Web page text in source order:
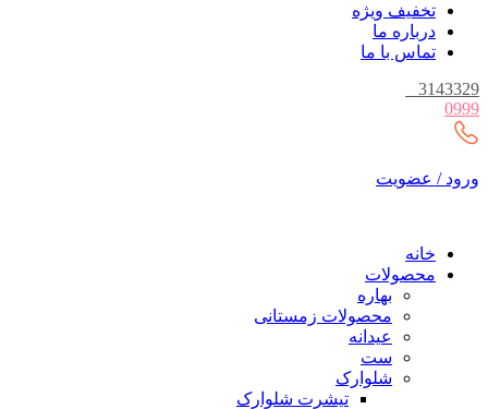
تخفیف ویژه
درباره ما
تماس با ما
3143329
0999
ورود / عضویت
خانه
محصولات
بهاره
محصولات زمستانی
عیدانه
ست
شلوارک
تیشرت شلوارک